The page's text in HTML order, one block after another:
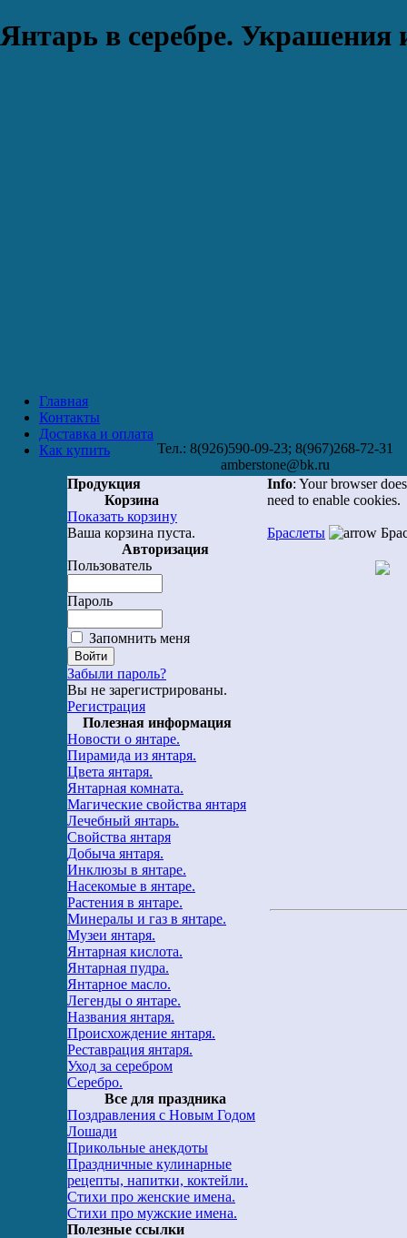
Янтарь в серебре. Украшения
Главная
Контакты
Доставка и оплата
Как купить
Тел.: 8(926)590-09-23; 8(967)268-72-31
amberstone@bk.ru
Продукция
Корзина
Показать корзину
Ваша корзина пуста.
Авторизация
Пользователь
Пароль
Запомнить меня
Забыли пароль?
Вы не зарегистрированы.
Регистрация
Полезная информация
Новости о янтаре.
Пирамида из янтаря.
Цвета янтаря.
Янтарная комната.
Магические свойства янтаря
Лечебный янтарь.
Свойства янтаря
Добыча янтаря.
Инклюзы в янтаре.
Насекомые в янтаре.
Растения в янтаре.
Минералы и газ в янтаре.
Музеи янтаря.
Янтарная кислота.
Янтарная пудра.
Янтарное масло.
Легенды о янтаре.
Названия янтаря.
Происхождение янтаря.
Реставрация янтаря.
Уход за серебром
Серебро.
Все для праздника
Поздравления с Новым Годом
Лошади
Прикольные анекдоты
Праздничные кулинарные
рецепты, напитки, коктейли.
Стихи про женские имена.
Стихи про мужские имена.
Полезные ссылки
Info: Your browser
need to enable cookies.
Браслеты